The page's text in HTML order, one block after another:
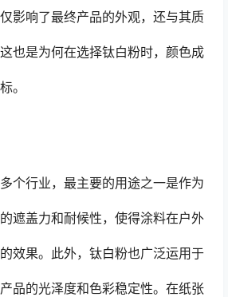
影响了最终产品的外观，还与其质
也是为何在选择钛白粉时，颜色成
。
个行业，最主要的用途之一是作为
遮盖力和耐候性，使得涂料在户外
效果。此外，钛白粉也广泛运用于
品的光泽度和色彩稳定性。在纸张